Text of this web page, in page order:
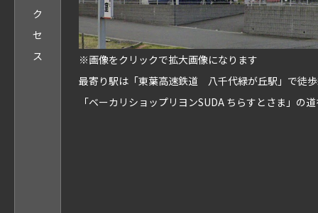
ク
セ
ス
※画像をクリックで拡大画像になります
最寄り駅は「東葉高速鉄道 八千代緑が丘駅」で徒
「ベーカリショップリヨンSUDA ちらすとさま」の